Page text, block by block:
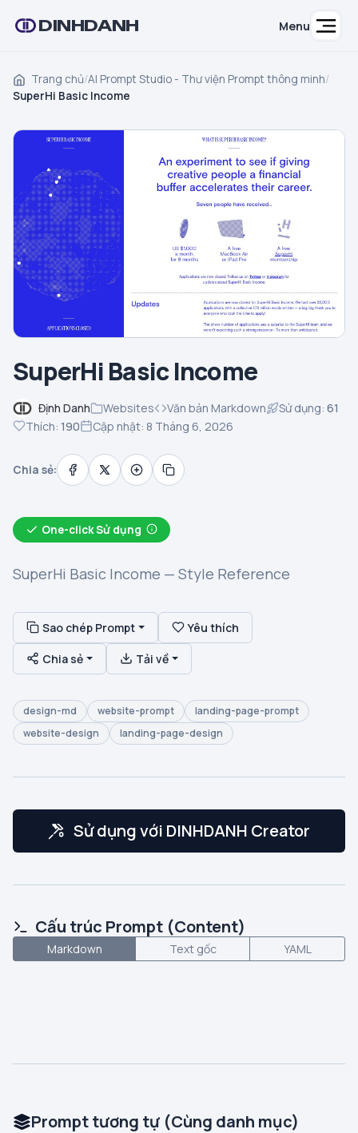
DINHDANH Menu
Trang chủ/AI Prompt Studio - Thư viện Prompt thông minh/
SuperHi Basic Income
SuperHi Basic Income
Định Danh Websites Văn bản Markdown Sử dụng: 61
Thích: 190 Cập nhật: 8 Tháng 6, 2026
Chia sẻ:
One-click Sử dụng
SuperHi Basic Income — Style Reference
Sao chép Prompt Yêu thích
Chia sẻ Tải về
design-md website-prompt
landing-page-prompt
website-design
landing-page-design
Sử dụng với DINHDANH Creator
Cấu trúc Prompt (Content)
Markdown Text gốc YAML
Prompt tương tự (Cùng danh mục)